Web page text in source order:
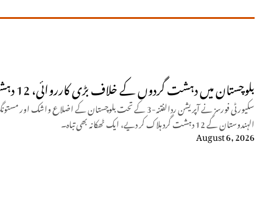
بلوچستان میں دہشت گردوں کے خلاف بڑی کارروائی، 12 دہشت گرد ہلاک
سکیورٹی فورسز نے آپریشن ردالفتنہ-3 کے تحت بلوچستان کے
الہندوستان کے 12 دہشت گرد ہلاک کر دیے، ایک ٹھکانہ بھی تباہ۔
August 6, 2026